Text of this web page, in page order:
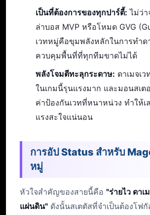
เป็นที่ต้องการของทุกปาร์ตี้: ไม่ว่า
ล่าบอส MVP หรือโหมด GVG
เวทหมู่คือขุมพลังหลักในการทำด
ควบคุมพื้นที่ที่ทุกทีมขาดไม่ได้
พลังโจมตีทะลุกระดาษ: ดาเมจเ
ในเกมนี้รุนแรงมาก และมอนสเ
ค่าป้องกันเวทที่หนาหน่วง ทำให้เ
แรงสะใจแน่นอน
การอัป Status สำหรับ
หมู่
หัวใจสำคัญของสายนี้คือ "ร่ายไว ดาเ
แผ่นดิน" ดังนั้นสเตตัสที่จำเป็นต้องโฟ